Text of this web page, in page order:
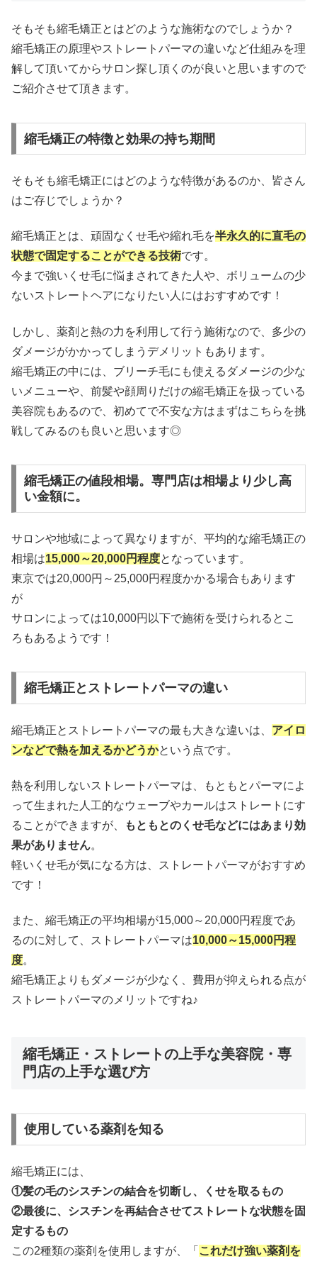
そもそも縮毛矯正とはどのような施術なのでしょうか？
縮毛矯正の原理やストレートパーマの違いなど仕組みを理
解して頂いてからサロン探し頂くのが良いと思いますので
ご紹介させて頂きます。
縮毛矯正の特徴と効果の持ち期間
そもそも縮毛矯正にはどのような特徴があるのか、皆さん
はご存じでしょうか？
縮毛矯正とは、頑固なくせ毛や縮れ毛を半永久的に直毛の
状態で固定することができる技術です。
今まで強いくせ毛に悩まされてきた人や、ボリュームの少
ないストレートヘアになりたい人にはおすすめです！
しかし、薬剤と熱の力を利用して行う施術なので、多少の
ダメージがかかってしまうデメリットもあります。
縮毛矯正の中には、ブリーチ毛にも使えるダメージの少な
いメニューや、前髪や顔周りだけの縮毛矯正を扱っている
美容院もあるので、初めてで不安な方はまずはこちらを挑
戦してみるのも良いと思います◎
縮毛矯正の値段相場。専門店は相場より少し高
い金額に。
サロンや地域によって異なりますが、平均的な縮毛矯正の
相場は15,000～20,000円程度となっています。
東京では20,000円～25,000円程度かかる場合もあります
が
サロンによっては10,000円以下で施術を受けられるとこ
ろもあるようです！
縮毛矯正とストレートパーマの違い
縮毛矯正とストレートパーマの最も大きな違いは、 アイロ
ンなどで熱を加えるかどうかという点です。
熱を利用しないストレートパーマは、もともとパーマによ
って生まれた人工的なウェーブやカールはストレートにす
ることができますが、
もともとのくせ毛などにはあまり効
果がありません。
軽いくせ毛が気になる方は、ストレートパーマがおすすめ
です！
また、縮毛矯正の平均相場が15,000～20,000円程度であ
るのに対して、ストレートパーマは10,000～15,000円程
度。
縮毛矯正よりもダメージが少なく、費用が抑えられる点が
ストレートパーマのメリットですね♪
縮毛矯正・ストレートの上手な美容院・専
門店の上手な選び方
使用している薬剤を知る
縮毛矯正には、
①髪の毛のシスチンの結合を切断し、くせを取るもの
②最後に、シスチンを再結合させてストレートな状態を固
定するもの
この2種類の薬剤を使用しますが、「 これだけ強い薬剤を